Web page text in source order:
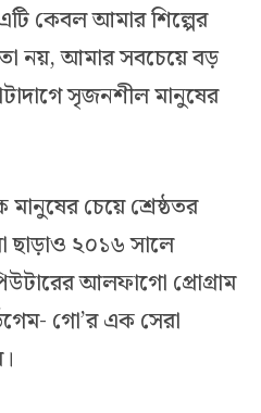
কেবল আমার শিল্পের
তা নয়, আমার সবচেয়ে বড়
সৃজনশীল মানুষের
চেয়ে শ্রেষ্ঠতর
ছাড়াও ২০১৬ সালে
আলফাগো প্রোগ্রাম
গো’র এক সেরা